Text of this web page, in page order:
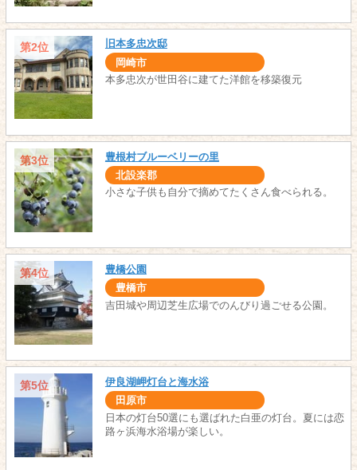
第2位 旧本多忠次邸
岡崎市
本多忠次が世田谷に建てた洋館を移築復元
第3位 豊根村ブルーベリーの里
北設楽郡
小さな子供も自分で摘めてたくさん食べられる。
第4位 豊橋公園
豊橋市
吉田城や周辺芝生広場でのんびり過ごせる公園。
第5位 伊良湖岬灯台と海水浴
田原市
日本の灯台50選にも選ばれた白亜の灯台。夏には恋
路ヶ浜海水浴場が楽しい。